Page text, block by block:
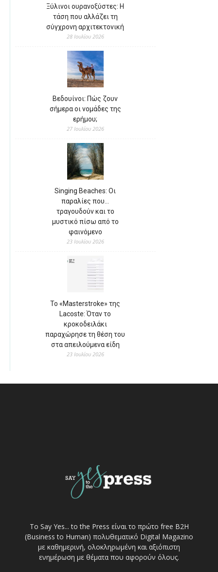
Ξύλινοι ουρανοξύστες: Η
τάση που αλλάζει τη
σύγχρονη αρχιτεκτονική
28 Ιουλίου 2026
Βεδουίνοι: Πώς ζουν
σήμερα οι νομάδες της
ερήμου;
27 Ιουλίου 2026
Singing Beaches: Οι
παραλίες που…
τραγουδούν και το
μυστικό πίσω από το
φαινόμενο
23 Ιουλίου 2026
Το «Masterstroke» της
Lacoste: Όταν το
κροκοδειλάκι
παραχώρησε τη θέση του
στα απειλούμενα είδη
23 Ιουλίου 2026
Το Say Yes... to the Press είναι το πρώτο free Β2Η
(Business to Human) πολυθεματικό Digital Magazino
με καθημερινή, ολοκληρωμένη και αξιόπιστη
ενημέρωση με θέματα που αφορούν όλους.